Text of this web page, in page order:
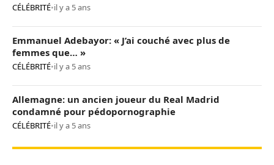
CÉLÉBRITÉ•il y a 5 ans
Emmanuel Adebayor: « J’ai couché avec plus de
femmes que… »
CÉLÉBRITÉ•il y a 5 ans
Allemagne: un ancien joueur du Real Madrid
condamné pour pédopornographie
CÉLÉBRITÉ•il y a 5 ans